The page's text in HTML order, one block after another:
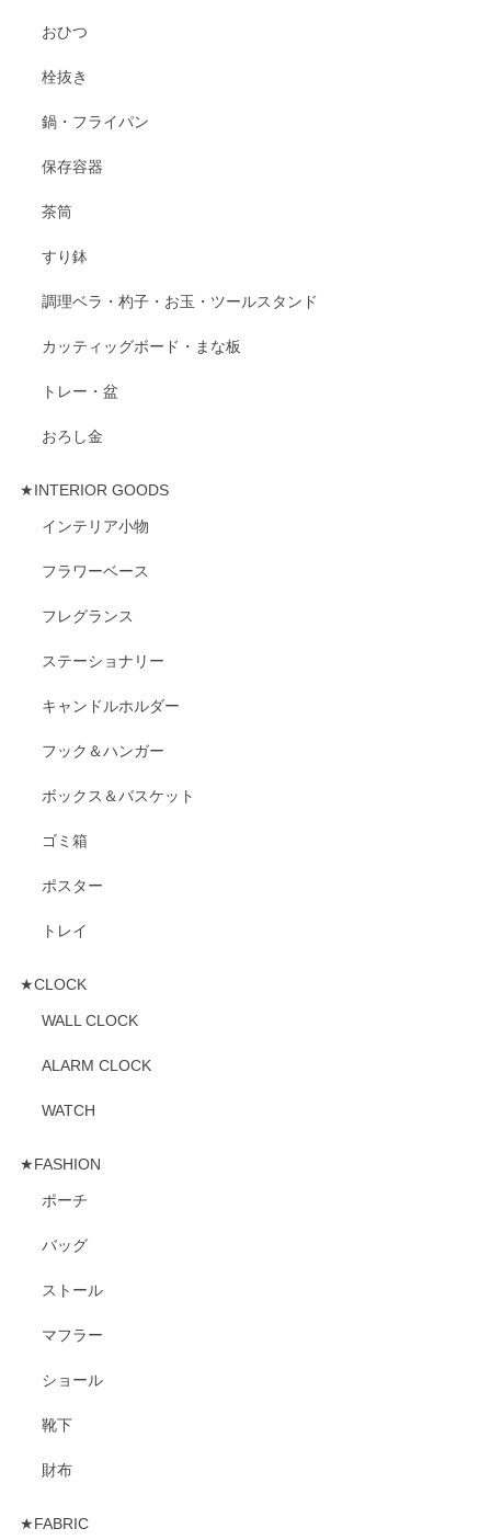
おひつ
栓抜き
鍋・フライパン
保存容器
茶筒
すり鉢
調理ベラ・杓子・お玉・ツールスタンド
カッティッグボード・まな板
トレー・盆
おろし金
★INTERIOR GOODS
インテリア小物
フラワーベース
フレグランス
ステーショナリー
キャンドルホルダー
フック＆ハンガー
ボックス＆バスケット
ゴミ箱
ポスター
トレイ
★CLOCK
WALL CLOCK
ALARM CLOCK
WATCH
★FASHION
ポーチ
バッグ
ストール
マフラー
ショール
靴下
財布
★FABRIC